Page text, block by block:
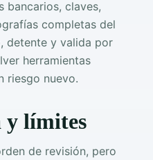
bancarios, claves,
completas del
detente y valida por
herramientas
riesgo nuevo.
y límites
de revisión, pero